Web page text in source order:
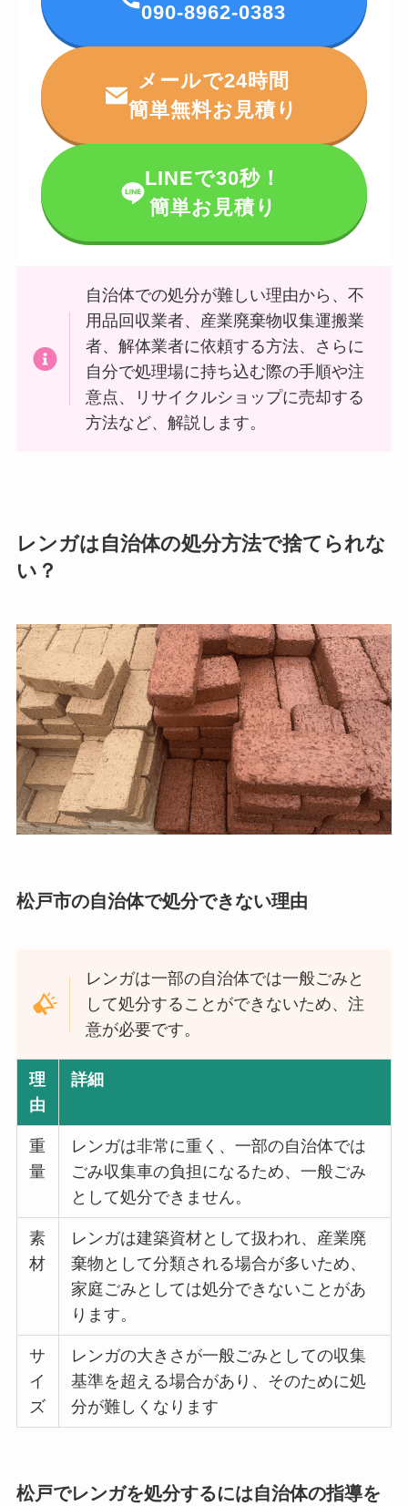
090-8962-0383
メールで24時間
簡単無料お見積り
LINEで30秒！
簡単お見積り
自治体での処分が難しい理由から、不
用品回収業者、産業廃棄物収集運搬業
者、解体業者に依頼する方法、さらに
自分で処理場に持ち込む際の手順や注
意点、リサイクルショップに売却する
方法など、解説します。
レンガは自治体の処分方法で捨てられな
い？
松戸市の自治体で処分できない理由
レンガは一部の自治体では一般ごみと
して処分することができないため、注
意が必要です。
理
由
詳細
重
量
レンガは非常に重く、一部の自治体では
ごみ収集車の負担になるため、一般ごみ
として処分できません。
素
材
レンガは建築資材として扱われ、産業廃
棄物として分類される場合が多いため、
家庭ごみとしては処分できないことがあ
ります。
サ
イ
ズ
レンガの大きさが一般ごみとしての収集
基準を超える場合があり、そのために処
分が難しくなります
松戸でレンガを処分するには自治体の指導を